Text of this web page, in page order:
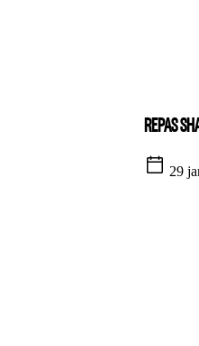
REPAS
29